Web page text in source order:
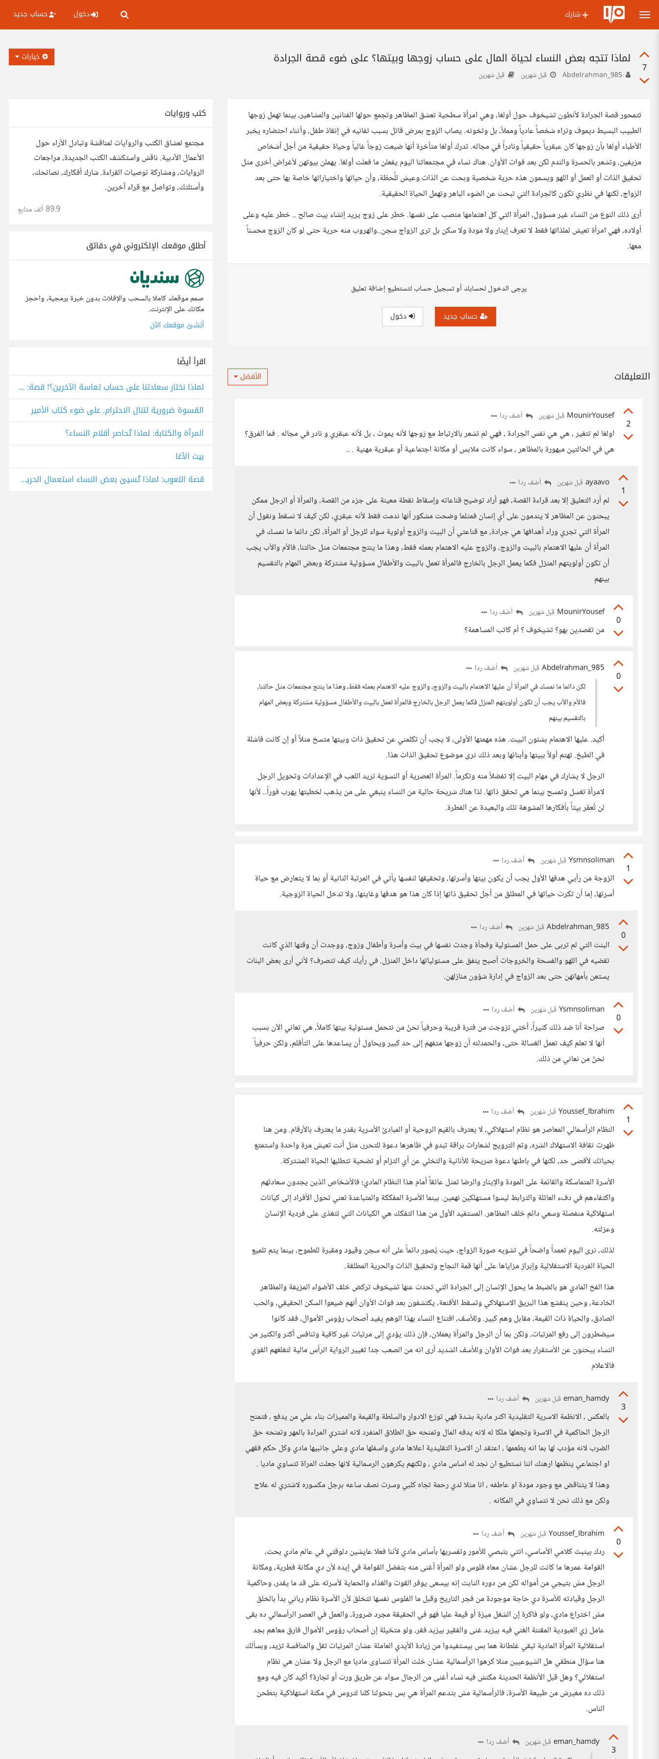
شارك دخول حساب جديد
7
لماذا تتجه بعض النساء لحياة المال على حساب زوجها وبيتها؟ على ضوء قصة الجرادة
قبل شهرين قبل شهرين
خيارات
تتمحور قصة الجرادة لأنطون تشيخوف حول أولغا، وهي امرأة سطحية تعشق المظاهر وتجمع حولها الفنانين والمشاهير، بينما تهمل زوجها
الطبيب البسيط ديموف وتراه شخصاً عادياً ومملاً، بل وتخونه. يصاب الزوج بمرض قاتل بسبب تفانيه في إنقاذ طفل، وأثناء احتضاره يخبر
الأطباء أولغا بأن زوجها كان عبقرياً حقيقياً ونادراً في مجاله. تدرك أولغا متأخرة أنها ضيعت زوجاً غالياّ وحياة حقيقية من أجل أشخاص
مزيفين، وتشعر بالحسرة والندم لكن بعد فوات الأوان. هناك نساء في مجتمعاتنا اليوم يفعلن ما فعلت أولغا. يهملن بيوتهن لأغراض أخرى مثل
تحقيق الذات أو العمل أو اللهو ويسمون هذه حرية شخصية وبحث عن الذات وعيش للَّحظة، وأن حياتها واختياراتها خاصة بها حتى بعد
الزواج، لكنها في نظري تكون كالجرادة التي تبحث عن الضوء الباهر وتهمل الحياة الحقيقية.
أرى ذلك النوع من النساء غير مسؤول، المرأة التي كل اهتمامها منصب على نفسها. خطر على زوج يريد إنشاء بيت صالح .. خطر عليه وعلى
أولاده، فهي امرأة تعيش لملذاتها فقط لا تعرف إيثار ولا مودة ولا سكن بل ترى الزواج سجن..والهروب منه حرية حتى لو كان الزوج محسناً
معها.
يرجى الدخول لحسابك أو تسجيل حساب لتستطيع إضافة تعليق
حساب جديد دخول
التعليقات الأفضل
2
MounirYousef قبل شهرين أضف ردا
اولغا لم تتغير ، هي هي نفس الجرادة ، فهي لم تشعر بالارتباط مع زوجها لأنه يموت ، بل لأنه عبقري و نادر في مجاله . فما الفرق؟
هي في الحالتين مبهورة بالمظاهر ، سواء كانت ملابس أو مكانة اجتماعية أو عبقرية مهنية . ..
1
ayaavo قبل شهرين أضف ردا
لم أرد التعليق إلا بعد قراءة القصة، فهو أراد توضيح قناعاته وإسقاط نقطة معينة على جزء من القصة، والمرأة أو الرجل ممكن
يبحثون عن المظاهر لا يندمون على أي إنسان فمثلما وضحت مشكور أنها ندمت فقط لأنه عبقري، لكن كيف لا نسقط ونقول أن
المرأة التي تجري وراء أهدافها هي جرادة، مع قناعتي أن البيت والزوج أولوية سواء للرجل أو المرأة، لكن دائما ما نمسك في
المرأة أن عليها الاهتمام بالبيت والزوج، والزوج عليه الاهتمام بعمله فقط، وهذا ما ينتج مجتمعات مثل حالتنا، فالأم والأب يجب
أن تكون أولويتهم المنزل فكما يعمل الرجل بالخارج فالمرأة تعمل بالبيت والأطفال مسؤولية مشتركة وبعض المهام بالتقسيم
بينهم
0
MounirYousef قبل شهرين أضف ردا
من تقصدين بهو؟ تشيخوف ؟ أم كاتب المساهمة؟
0
Abdelrahman_985 قبل شهرين
أضف ردا
لكن دائما ما نمسك في المرأة أن عليها الاهتمام بالبيت والزوج، والزوج عليه الاهتمام بعمله فقط، وهذا ما ينتج مجتمعات مثل حالتنا،
فالأم والأب يجب أن تكون أولويتهم المنزل فكما يعمل الرجل بالخارج فالمرأة تعمل بالبيت والأطفال مسؤولية مشتركة وبعض المهام
بالتقسيم بينهم
أكيد. عليها الاهتمام بشئون البيت. هذه مهمتها الأولى، لا يجب أن تكلمني عن تحقيق ذات وبيتها متسخ مثلاً أو إن كانت فاشلة
في الطبخ. تهتم أولاً ببيتها وأبنائها وبعد ذلك نرى موضوع تحقيق الذات هذا.
الرجل لا يشارك في مهام البيت إلا تفضلاً منه وتكرماً. المرأة العصرية أو النسوية تريد اللعب في الإعدادات وتحويل الرجل
لامرأة تغسل وتمسح بينما هي تحقق ذاتها. لذا هناك شريحة حالية من النساء ينبغي على من يذهب لخطبتها يهرب فوراً.. لأنها
لن تُعمِّر بيتاً بأفكارها المشوهة تلك والبعيدة عن الفطرة.
1
Ysmnsoliman قبل شهرين أضف ردا
الزوجة من رأيي هدفها الأول يجب أن يكون بيتها وأسرتها، وتحقيقها لنفسها يأتي في المرتبة الثانية أو بما لا يتعارض مع حياة
أسرتها، إما أن تكرث حياتها في المطلق من أجل تحقيق ذاتها إذا كان هذا هو هدفها وغايتها، ولا تدخل الحياة الزوجية.
0
Abdelrahman_985 قبل شهرين أضف ردا
البنت التي لم تربى على حمل المسئولية وفجأة وجدت نفسها في بيت وأسرة وأطفال وزوج، ووجدت أن وقتها الذي كانت
تقضيه في اللهو والفسحة والخروجات أصبح ينفق على مسئولياتها داخل المنزل. في رأيك كيف تتصرف؟ لأني أرى بعض البنات
يستعن بأمهاتهن حتى بعد الزواج في إدارة شؤون منازلهن.
0
Ysmnsoliman قبل شهرين أضف ردا
صراحة أنا ضد ذلك كثيراً، أختي تزوجت من فترة قريبة وحرفياً نحنُ من نتحمل مسئولية بيتها كاملاً، هي تعاني الآن بسبب
أنها لا تعلم كيف تعمل الغسالة حتى، والحمدلله أن زوجها متفهم إلى حد كبير ويحاول أن يساعدها على التأقلم، ولكن حرفياً
نحنُ من نعاني من ذلك.
1
Youssef_Ibrahim قبل شهرين أضف ردا
النظام الرأسمالي المعاصر هو نظام استهلاكي، لا يعترف بالقيم الروحية أو المبادئ الأسرية بقدر ما يعترف بالأرقام. ومن هنا
ظهرت ثقافة الاستهلاك الشره، وتم الترويج لشعارات براقة تبدو في ظاهرها دعوة للتحرر، مثل أنت تعيش مرة واحدة واستمتع
بحياتك لأقصى حد، لكنها في باطنها دعوة صريحة للأنانية والتخلي عن أي التزام أو تضحية تتطلبها الحياة المشتركة.
الأسرة المتماسكة والقائمة على المودة والإيثار والرضا تمثل عائقاً أمام هذا النظام المادي؛ فالأشخاص الذين يجدون سعادتهم
واكتفاءهم في دفء العائلة والترابط ليسوا مستهلكين نهمين. بينما الأسرة المفككة والمتباعدة تعني تحول الأفراد إلى كيانات
استهلاكية منفصلة وسعي دائم خلف المظاهر. المستفيد الأول من هذا التفكك هي الكيانات التي تتغذى على فردية الإنسان
وعزلته.
لذلك، نرى اليوم تعمداً واضحاً في تشويه صورة الزواج، حيث يُصور دائماً على أنه سجن وقيود ومقبرة للطموح، بينما يتم تلميع
الحياة الفردية الاستقلالية وإبراز مزاياها على أنها قمة النجاح وتحقيق الذات والحرية المطلقة.
هذا الفخ المادي هو بالضبط ما يحول الإنسان إلى الجرادة التي تحدث عنها تشيخوف تركض خلف الأضواء المزيفة والمظاهر
الخادعة، وحين ينقشع هذا البريق الاستهلاكي وتسقط الأقنعة، يكتشفون بعد فوات الأوان أنهم ضيعوا السكن الحقيقي، والحب
الصادق، والحياة ذات القيمة، مقابل وهم كبير. وللأسف، اقتناع النساء بهذا الوهم يفيد أصحاب رؤوس الأموال، فقد كانوا
سيضطرون إلى رفع المرتبات، ولكن بما أن الرجل والمرأة يعملان، فإن ذلك يؤدي إلى مرتبات غير كافية وتنافس أكثر والكثير من
النساء يبحثون عن الأستقرار بعد فوات الأوان وللأسف الشديد أرى انه من الصعب جدا تغيير الرواية الرأس مالية لتغلغهم القوي
فالاعلام
3
eman_hamdy قبل شهرين أضف ردا
بالعكس ، الانظمة الاسرية التقليدية اكثر مادية بشدة فهي توزع الادوار والسلطة والقيمة والمميزات بناء علي من يدفع ، فتمنح
الرجل الحاكمية في الاسرة وتجعلها ملكا له لانه يدفه المال وتمنحه حق الطلاق المنفرد لانه اشتري المراءة بالمهر وتمنحه حق
الضرب لانه مؤدب لها بما انه يطعمها ، اعتقد ان الاسرة التقليدية اعلاها مادي واسفلها مادي وعلي جانبيها مادي وكل حكم فقهي
او اجتماعي ينظمها ارهنك اننا نستطيع ان نجد له اساس مادي ، ولكنهم يكرهون الرسمالية لانها جعلت المراة تتساوي ماديا .
وهذا لا يتناقض مع وجود مودة او عاطفه ، انا مثلا لدي رحمة تجاه كلبي وسرت نصف ساعه برجل مكسوره لاشتري له علاج
ولكن مع ذلك نحن لا نتساوي في المكانه .
0
Youssef_Ibrahim قبل شهرين أضف ردا
ردك بيثبت كلامي الأساسي، انتي بتبصي للأمور وتفسريها بأساس مادي لأننا فعلا عايشين دلوقتي في عالم مادي بحت،
القوامة عمرها ما كانت للرجل عشان معاه فلوس ولو المرأة أغنى منه بتفضل القوامة في إيده لأن دي مكانة فطرية، ومكانة
الرجل مش بتيجي من أمواله لكن من دوره الثابت إنه بيسعى يوفر القوت والغذاء والحماية لأسرته على قد ما يقدر، وحاكمية
الرجل وقيادته للأسرة دي حاجة موجودة من فجر التاريخ وقبل ما الفلوس نفسها تتخلق لأن الأسرة نظام رباني بدأ بالخلق
مش اختراع مادي، ولو فاكرة إن الشغل ميزة أو قيمة عليا فهو في الحقيقة مجرد ضرورة، والعمل في العصر الرأسمالي ده بقى
عامل زي العبودية المقننة الغني فيه بيزيد غنى والفقير بيزيد فقر، ولو متخيلة إن أصحاب رؤوس الأموال فارق معاهم بجد
استقلالية المرأة المادية تبقي غلطانة هما بس بيستفيدوا من زيادة الأيدي العاملة عشان المرتبات تقل والمنافسة تزيد، وبسألك
هنا سؤال منطقي هل الشيوعيين مثلا كرهوا الرأسمالية عشان خلت المرأة تتساوى ماديا مع الرجل ولا عشان هي نظام
استغلالي؟ وهل قبل الأنظمة الحديثة مكنش فيه نساء أغنى من الرجال سواء عن طريق ورث أو تجارة؟ أكيد كان فيه ومع
ذلك ده مغيرش من طبيعة الأسرة، فالرأسمالية مش بتدعم المرأة هي بس بتحولنا كلنا لتروس في مكنة استهلاكية بتطحن
الناس.
3
eman_hamdy قبل شهرين
أضف ردا
كتب وروايات
مجتمع لعشاق الكتب والروايات لمناقشة وتبادل الآراء حول
الأعمال الأدبية. ناقش واستكشف الكتب الجديدة، مراجعات
الروايات، ومشاركة توصيات القراءة. شارك أفكارك، نصائحك،
وأسئلتك، وتواصل مع قراء آخرين.
89.9 ألف متابع
أطلق موقعك الإلكتروني في دقائق
صمم موقعك كاملا بالسحب والإفلات بدون خبرة برمجية، واحجز
مكانك على الإنترنت.
أنشئ موقعك الآن
اقرأ أيضًا
لماذا نختار سعادتنا على حساب تعاسة الآخرين؟! قصة: الذين يسيرون بعيدا عن أوميروس
القسوة ضرورية لتنال الاحترام. على ضوء كتاب الأمير
المرأة والكتابة: لماذا تُحاصر أقلام النساء؟
بيت الأغا
قصة اللعوب: لماذا تُسيئ بعض النساء استعمال الحرية الممنوحة لها من الرجل ؟!